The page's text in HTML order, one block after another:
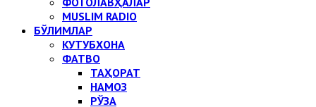
MUSLIM RADIO
БЎЛИМЛАР
КУТУБХОНА
ФАТВО
ТАҲОРАТ
НАМОЗ
РЎЗА